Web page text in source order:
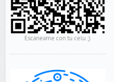
Escaneame con tu celu ;)